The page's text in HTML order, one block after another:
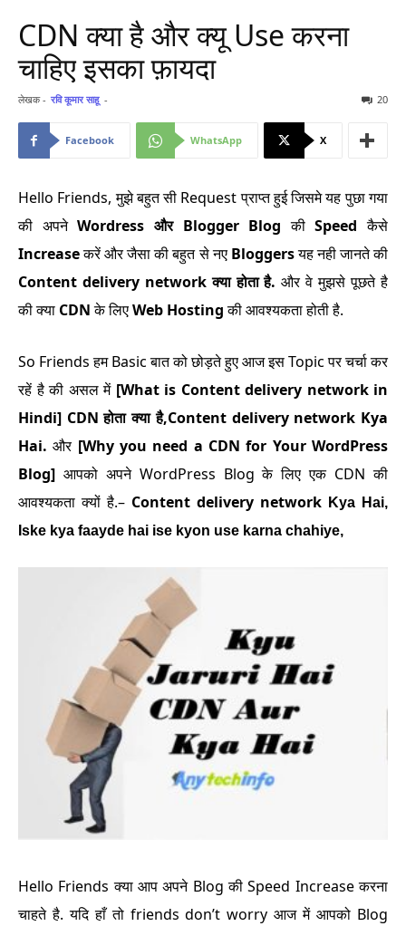
CDN क्या है और क्यू Use करना
चाहिए इसका फ़ायदा
लेखक - रवि कूमार साहू - 20
Facebook WhatsApp X
Hello Friends, मुझे बहुत सी Request प्राप्त हुई जिसमे यह पुछा गया
की अपनेWordress और Blogger Blog कीSpeed कैसे
Increaseकरें और जैसा की बहुत से नए Bloggersयह नही जानते की
Content delivery network क्या होता है. और वे मुझसे पूछते है
की क्या CDNके लिएWeb Hostingकी आवश्यकता होती है.
So Friends हम Basic बात को छोड़ते हुए आज इस Topic पर चर्चा कर
रहें है की असल में[What is Content delivery network in
Hindi] CDN होता क्या है,Content delivery network Kya
Hai. और [Why you need a CDN for Your WordPress
Blog] आपको अपने WordPress Blog के लिए एक CDN की
आवश्यकता क्यों है.– Content delivery network Kya Hai,
Iske kya faayde hai ise kyon use karna chahiye,
Hello Friends क्या आप अपने Blog की Speed Increase करना
चाहते है. यदि हाँ तो friends don’t worry आज में आपको Blog